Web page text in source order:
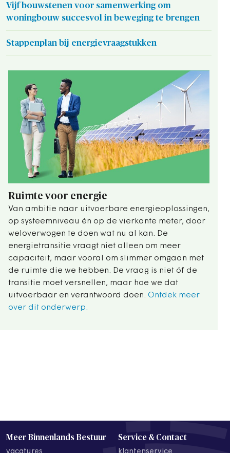
Vijf bouwstenen voor samenwerking om
woningbouw succesvol in beweging te brengen
Stappenplan bij energievraagstukken
Ruimte voor energie
Van ambitie naar uitvoerbare energieoplossingen,
op systeemniveau én op de vierkante meter, door
weloverwogen te doen wat nu al kan. De
energietransitie vraagt niet alleen om meer
capaciteit, maar vooral om slimmer omgaan met
de ruimte die we hebben. De vraag is niet óf de
transitie moet versnellen, maar hoe we dat
uitvoerbaar en verantwoord doen. Ontdek meer
over dit onderwerp.
Meer Binnenlands Bestuur Service & Contact